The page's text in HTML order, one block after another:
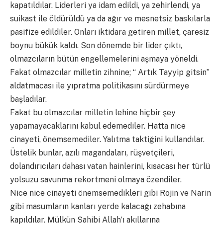
kapatıldılar. Liderleri ya idam edildi, ya zehirlendi, ya
suikast ile öldürüldü ya da ağır ve mesnetsiz baskılarla
pasifize edildiler. Onları iktidara getiren millet, çaresiz
boynu bükük kaldı. Son dönemde bir lider çıktı,
olmazcıların bütün engellemelerini aşmaya yöneldi.
Fakat olmazcılar milletin zihnine; “ Artık Tayyip gitsin”
aldatmacası ile yıpratma politikasını sürdürmeye
başladılar.
Fakat bu olmazcılar milletin lehine hiçbir şey
yapamayacaklarını kabul edemediler. Hatta nice
cinayeti, önemsemediler. Yalıtma taktiğini kullandılar.
Üstelik bunlar, azılı magandaları, rüşvetçileri,
dolandırıcıları dahası vatan hainlerini, kısacası her türlü
yolsuzu savunma rekortmeni olmaya özendiler.
Nice nice cinayeti önemsemedikleri gibi Rojin ve Narin
gibi masumların kanları yerde kalacağı zehabına
kapıldılar. Mülkün Sahibi Allah’ı akıllarına